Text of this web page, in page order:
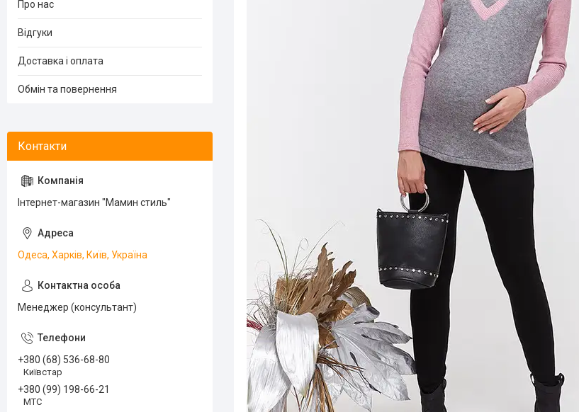
Про нас
Відгуки
Доставка і оплата
Обмін та повернення
Інтернет-магазин "Мамин стиль"
Одеса, Харків, Київ, Україна
Менеджер (консультант)
+380 (68) 536-68-80
Київстар
+380 (99) 198-66-21
МТС